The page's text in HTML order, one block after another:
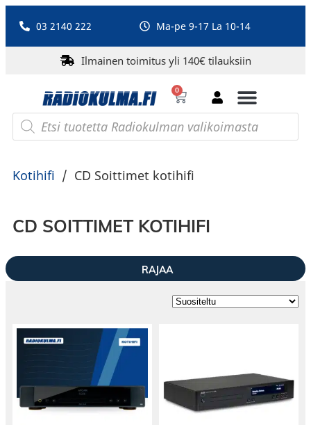
03 2140 222 Ma-pe 9-17 La 10-14
Ilmainen toimitus yli 140€ tilauksiin
0
Kotihifi / CD Soittimet kotihifi
CD SOITTIMET KOTIHIFI
RAJAA